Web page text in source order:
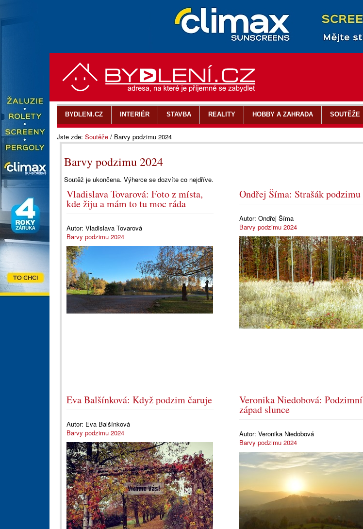
Jste zde: Soutěže / Barvy podzimu 2024
Barvy podzimu 2024
Soutěž je ukončena. Výherce se dozvíte co nejdříve.
Vladislava Tovarová: Foto z místa,
kde žiju a mám to tu moc ráda
Autor: Vladislava Tovarová
Barvy podzimu 2024
Ondřej Šíma: Strašák podzimu
Autor:Ondřej Šíma
Barvy podzimu 2024
Eva Balšínková: Když podzim čaruje
Autor: Eva Balšínková
Barvy podzimu 2024
Veronika Niedobová: Podzimní
západ slunce
Autor:Veronika Niedobová
Barvy podzimu 2024
BYDLENI.CZ INTERIÉR STAVBA REALITY HOBBY A ZAHRADA SOUTĚŽE